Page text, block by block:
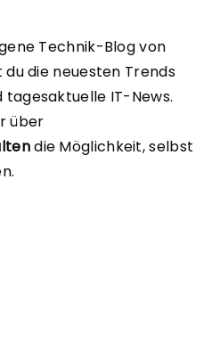
Technik-Blog von
du die neuesten Trends
IT-News.
über
die Möglichkeit, selbst